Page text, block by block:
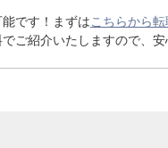
です！まずはこちらから
ご紹介いたしますので、